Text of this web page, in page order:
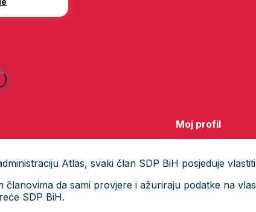
Moj profil
Atlas, svaki član SDP BiH posjeduje
članovima da sami provjere i ažuriraju podatke na
SDP BiH.